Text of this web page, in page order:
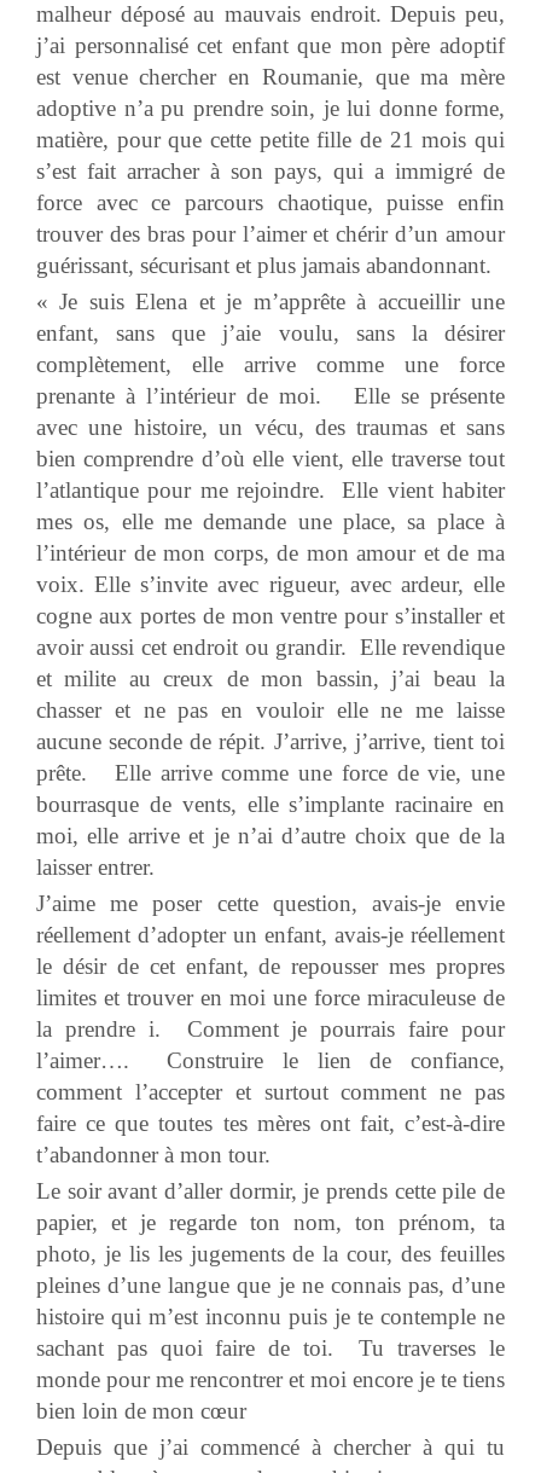
malheur déposé au mauvais endroit. Depuis peu,
j’ai personnalisé cet enfant que mon père adoptif
est venue chercher en Roumanie, que ma mère
adoptive n’a pu prendre soin, je lui donne forme,
matière, pour que cette petite fille de 21 mois qui
s’est fait arracher à son pays, qui a immigré de
force avec ce parcours chaotique, puisse enfin
trouver des bras pour l’aimer et chérir d’un amour
guérissant, sécurisant et plus jamais abandonnant.
« Je suis Elena et je m’apprête à accueillir une
enfant, sans que j’aie voulu, sans la désirer
complètement, elle arrive comme une force
prenante à l’intérieur de moi. Elle se présente
avec une histoire, un vécu, des traumas et sans
bien comprendre d’où elle vient, elle traverse tout
l’atlantique pour me rejoindre. Elle vient habiter
mes os, elle me demande une place, sa place à
l’intérieur de mon corps, de mon amour et de ma
voix. Elle s’invite avec rigueur, avec ardeur, elle
cogne aux portes de mon ventre pour s’installer et
avoir aussi cet endroit ou grandir. Elle revendique
et milite au creux de mon bassin, j’ai beau la
chasser et ne pas en vouloir elle ne me laisse
aucune seconde de répit. J’arrive, j’arrive, tient toi
prête. Elle arrive comme une force de vie, une
bourrasque de vents, elle s’implante racinaire en
moi, elle arrive et je n’ai d’autre choix que de la
laisser entrer.
J’aime me poser cette question, avais-je envie
réellement d’adopter un enfant, avais-je réellement
le désir de cet enfant, de repousser mes propres
limites et trouver en moi une force miraculeuse de
la prendre i. Comment je pourrais faire pour
l’aimer…. Construire le lien de confiance,
comment l’accepter et surtout comment ne pas
faire ce que toutes tes mères ont fait, c’est-à-dire
t’abandonner à mon tour.
Le soir avant d’aller dormir, je prends cette pile de
papier, et je regarde ton nom, ton prénom, ta
photo, je lis les jugements de la cour, des feuilles
pleines d’une langue que je ne connais pas, d’une
histoire qui m’est inconnu puis je te contemple ne
sachant pas quoi faire de toi. Tu traverses le
monde pour me rencontrer et moi encore je te tiens
bien loin de mon cœur
Depuis que j’ai commencé à chercher à qui tu